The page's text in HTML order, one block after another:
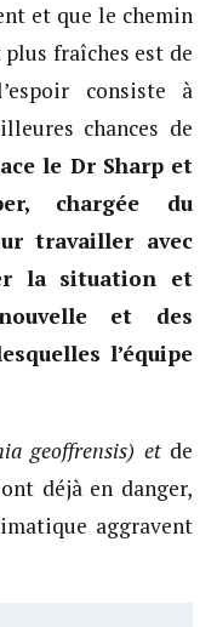
et que le chemin
fraîches est de
consiste à
chances de
le Dr Sharp et
chargée du
travailler avec
la situation et
et des
l’équipe
geoffrensis) etde
déjà en danger,
aggravent